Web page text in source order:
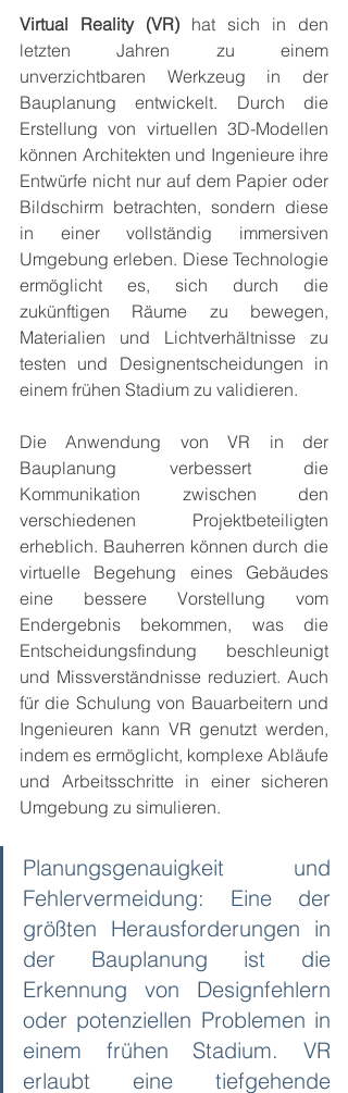
Virtual Reality (VR) hat sich in den
letzten Jahren zu einem
unverzichtbaren Werkzeug in der
Bauplanung entwickelt. Durch die
Erstellung von virtuellen 3D-Modellen
können Architekten und Ingenieure ihre
Entwürfe nicht nur auf dem Papier oder
Bildschirm betrachten, sondern diese
in einer vollständig immersiven
Umgebung erleben. Diese Technologie
ermöglicht es, sich durch die
zukünftigen Räume zu bewegen,
Materialien und Lichtverhältnisse zu
testen und Designentscheidungen in
einem frühen Stadium zu validieren.
Die Anwendung von VR in der
Bauplanung verbessert die
Kommunikation zwischen den
verschiedenen Projektbeteiligten
erheblich. Bauherren können durch die
virtuelle Begehung eines Gebäudes
eine bessere Vorstellung vom
Endergebnis bekommen, was die
Entscheidungsfindung beschleunigt
und Missverständnisse reduziert. Auch
für die Schulung von Bauarbeitern und
Ingenieuren kann VR genutzt werden,
indem es ermöglicht, komplexe Abläufe
und Arbeitsschritte in einer sicheren
Umgebung zu simulieren.
Planungsgenauigkeit und
Fehlervermeidung: Eine der
größten Herausforderungen in
der Bauplanung ist die
Erkennung von Designfehlern
oder potenziellen Problemen in
einem frühen Stadium. VR
erlaubt eine tiefgehende